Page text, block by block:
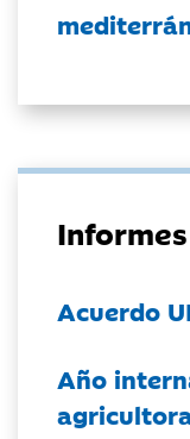
Acuerdo
Año